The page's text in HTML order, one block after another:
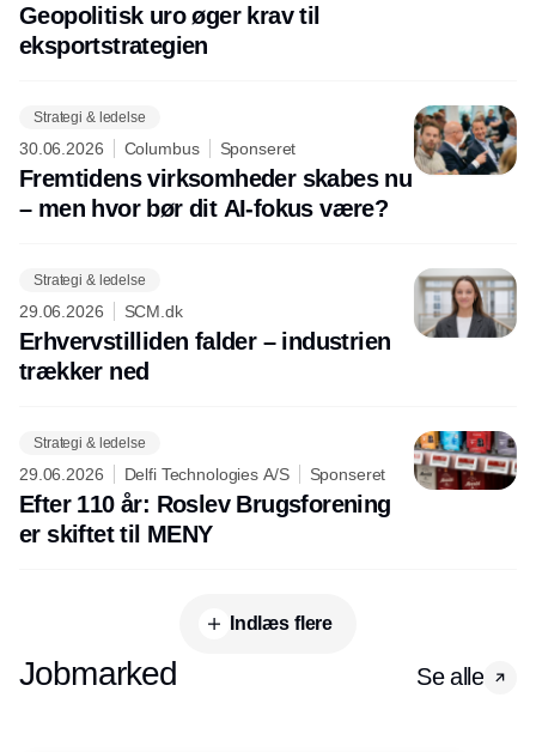
Geopolitisk uro øger krav til
eksportstrategien
Strategi & ledelse
30.06.2026 Columbus Sponseret
Fremtidens virksomheder skabes nu
– men hvor bør dit AI-fokus være?
Strategi & ledelse
29.06.2026 SCM.dk
Erhvervstilliden falder – industrien
trækker ned
Strategi & ledelse
29.06.2026 Delfi Technologies A/S Sponseret
Efter 110 år: Roslev Brugsforening
er skiftet til MENY
Indlæs flere
Jobmarked Se alle